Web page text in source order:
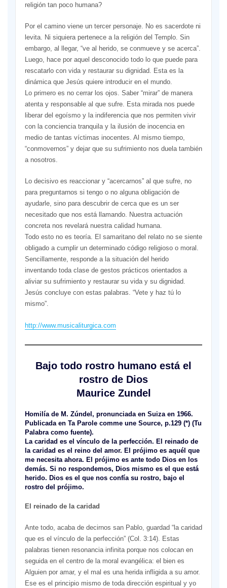
religión tan poco humana?
Por el camino viene un tercer personaje. No es sacerdote ni
levita. Ni siquiera pertenece a la religión del Templo. Sin
embargo, al llegar, “ve al herido, se conmueve y se acerca”.
Luego, hace por aquel desconocido todo lo que puede para
rescatarlo con vida y restaurar su dignidad. Esta es la
dinámica que Jesús quiere introducir en el mundo.
Lo primero es no cerrar los ojos. Saber “mirar” de manera
atenta y responsable al que sufre. Esta mirada nos puede
liberar del egoísmo y la indiferencia que nos permiten vivir
con la conciencia tranquila y la ilusión de inocencia en
medio de tantas víctimas inocentes. Al mismo tiempo,
“conmovernos” y dejar que su sufrimiento nos duela también
a nosotros.
Lo decisivo es reaccionar y “acercarnos” al que sufre, no
para preguntarnos si tengo o no alguna obligación de
ayudarle, sino para descubrir de cerca que es un ser
necesitado que nos está llamando. Nuestra actuación
concreta nos revelará nuestra calidad humana.
Todo esto no es teoría. El samaritano del relato no se siente
obligado a cumplir un determinado código religioso o moral.
Sencillamente, responde a la situación del herido
inventando toda clase de gestos prácticos orientados a
aliviar su sufrimiento y restaurar su vida y su dignidad.
Jesús concluye con estas palabras. “Vete y haz tú lo
mismo”.
http://www.musicaliturgica.com
Bajo todo rostro humano está el
rostro de Dios
Maurice Zundel
Homilía de M. Zúndel, pronunciada en Suiza en 1966.
Publicada en Ta Parole comme une Source, p.129 (*) (Tu
Palabra como fuente).
La caridad es el vínculo de la perfección. El reinado de
la caridad es el reino del amor. El prójimo es aquél que
me necesita ahora. El prójimo es ante todo Dios en los
demás. Si no respondemos, Dios mismo es el que está
herido. Dios es el que nos confía su rostro, bajo el
rostro del prójimo.
El reinado de la caridad
Ante todo, acaba de decirnos san Pablo, guardad “la caridad
que es el vínculo de la perfección” (Col. 3:14). Estas
palabras tienen resonancia infinita porque nos colocan en
seguida en el centro de la moral evangélica: el bien es
Alguien por amar, y el mal es una herida infligida a su amor.
Ese es el principio mismo de toda dirección espiritual y yo